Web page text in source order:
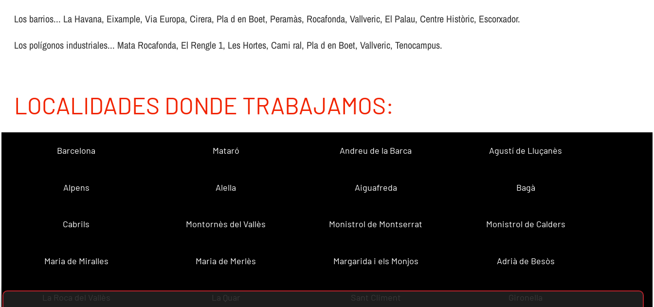
Los barrios... La Havana, Eixample, Via Europa, Cirera, Pla d en Boet, Peramàs, Rocafonda, Vallveric, El Palau, Centre Històric, Escorxador.
Los polígonos industriales... Mata Rocafonda, El Rengle 1, Les Hortes, Cami ral, Pla d en Boet, Vallveric, Tenocampus.
LOCALIDADES DONDE TRABAJAMOS:
Barcelona Mataró Andreu de la Barca Agustí de Lluçanès
Alpens Alella Aiguafreda Bagà
Cabrils Montornès del Vallès Monistrol de Montserrat Monistrol de Calders
Maria de Miralles Maria de Merlès Margarida i els Monjos Adrià de Besòs
La Roca del Vallès La Quar Sant Climent Gironella